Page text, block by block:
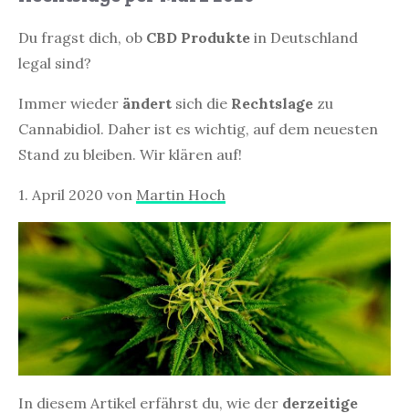
Du fragst dich, ob CBD Produkte in Deutschland
legal sind?
Immer wieder ändert sich die Rechtslage zu
Cannabidiol. Daher ist es wichtig, auf dem neuesten
Stand zu bleiben. Wir klären auf!
1. April 2020 von Martin Hoch
In diesem Artikel erfährst du, wie der derzeitige